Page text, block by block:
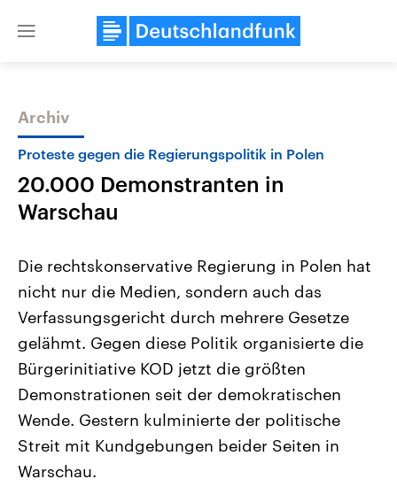
Close
Themen
Landtagswahl Sachsen-Anhalt
2026
Alle Informationen
Sachsen-Anhalt wählt am 6.
September 2026 einen neuen
Landtag. Seit 2021 wird das
Bundesland von einer Koalition aus
Umfragen, Prognosen,
Wahlprogramme, aktuelle Berichte
und Hintergründe zu den Parteien
und Kandidaten der anstehenden
Wahl.
USA
Aktuelle Beiträge,
Hintergründe
Wirtschaftlich und
gehören die Vereinigten
den mächtigsten Ländern
mit großem Einfluss auf
Sendungen Programm Podcasts
Archiv
Proteste gegen die Regierungspolitik in Polen
20.000 Demonstranten in
Warschau
Die rechtskonservative Regierung in Polen hat
nicht nur die Medien, sondern auch das
Verfassungsgericht durch mehrere Gesetze
gelähmt. Gegen diese Politik organisierte die
Bürgerinitiative KOD jetzt die größten
Demonstrationen seit der demokratischen
Wende. Gestern kulminierte der politische
Streit mit Kundgebungen beider Seiten in
Warschau.